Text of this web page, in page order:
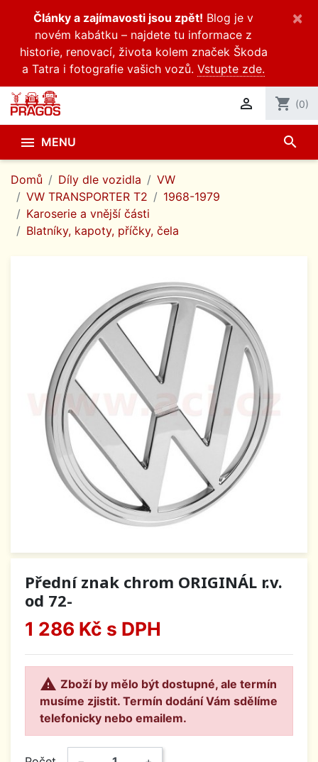
Články a zajímavosti jsou zpět! Blog je v
novém kabátku – najdete tu informace z
historie, renovací, života kolem značek Škoda
a Tatra i fotografie vašich vozů. Vstupte zde.
×
 shopping_cart (0)
 MENU search
Domů Díly dle vozidla
VW
VW TRANSPORTER T2
1968-1979
Karoserie a vnější části
Blatníky, kapoty, příčky, čela
Přední znak chrom ORIGINÁL r.v.
od 72-
1 286 Kč s DPH
 Zboží by mělo být dostupné, ale termín
musíme zjistit. Termín dodání Vám sdělíme
telefonicky nebo emailem.